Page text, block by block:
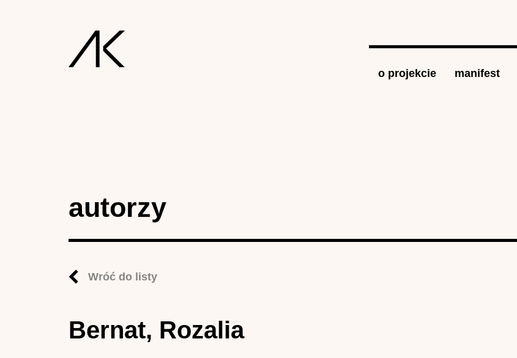
o projekcie manifest
autorzy
Wróć do listy
Bernat, Rozalia